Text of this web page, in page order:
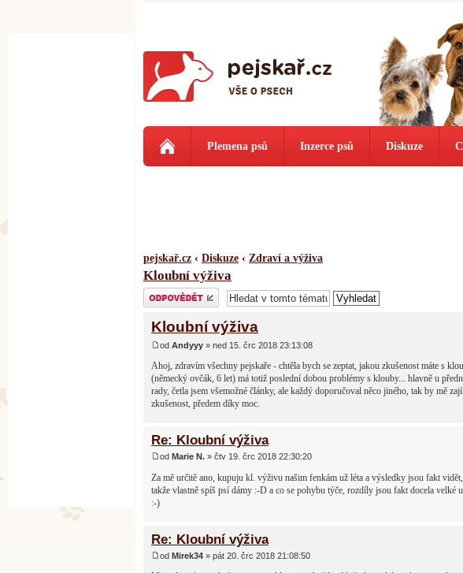
Plemena psů Inzerce psů Diskuze
pejskař.cz ‹ Diskuze ‹ Zdraví a výživa
Kloubní výživa
Odeslat odpověď
Kloubní výživa
od Andyyy » ned 15. črc 2018 23:13:08
Ahoj, zdravím všechny pejskaře - chtěla bych se zeptat, jakou zkušenost máte s
(německý ovčák, 6 let) má totiž poslední dobou problémy s klouby... hlavně u
rady, četla jsem všemožné články, ale každý doporučoval něco jiného, tak by mě
zkušenost, předem díky moc.
Re: Kloubní výživa
od Marie N. » čtv 19. črc 2018 22:30:20
Za mě určitě ano, kupuju kl. výživu našim fenkám už léta a výsledky jsou fakt
takže vlastně spíš psí dámy :-D a co se pohybu týče, rozdíly jsou fakt docela velké
:-)
Re: Kloubní výživa
od Mirek34 » pát 20. črc 2018 21:08:50